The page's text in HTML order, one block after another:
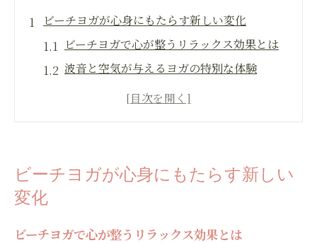
ビーチヨガが心身にもたらす新しい変化
ビーチヨガで心が整うリラックス効果とは
波音と空気が与えるヨガの特別な体験
ヨガで体幹バランスが鍛えられる理由
自然に包まれて行うヨガの魅力と効果
自然と一体になれるヨガの開放感を実感
ツ
ビーチヨガが心身にもたらす新しい
変化
ビーチヨガで心が整うリラックス効果とは